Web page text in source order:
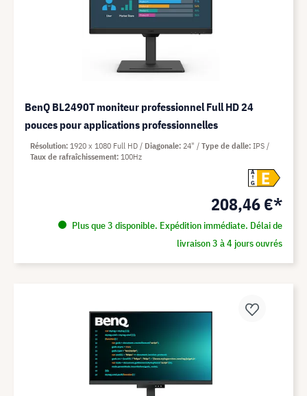
BenQ BL2490T moniteur professionnel Full HD 24
pouces pour applications professionnelles
A
G
E
208,46 €*
Plus que 3 disponible. Expédition immédiate. Délai de
livraison 3 à 4 jours ouvrés
Résolution 1920 x 1080 Full HD Diagonale 24" Type de dalle IPS
Taux de rafraîchissement 100Hz